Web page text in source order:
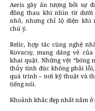
Aeris gây ấn tượng bởi sự
đồng thau khi nhìn từ
nhỏ, nhưng chỉ lộ diện khi
chú ý.
Relic, hợp tác cùng nghệ
Kovacsy, mang dáng vẻ
khai quật. Những vệt “bóng
thủy tinh đúc không phải
quá trình – nơi kỹ thuật và
tiếng nói.
Khoảnh khắc đẹp nhất nằm ở